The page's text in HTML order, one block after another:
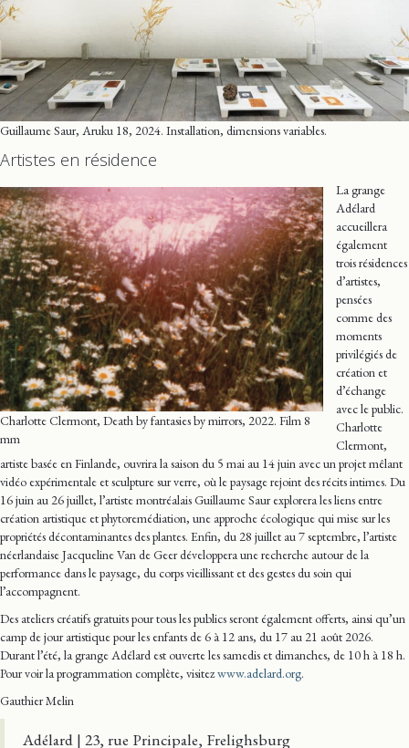
Guillaume Saur, Aruku 18, 2024. Installation, dimensions variables.
Artistes en résidence
Charlotte Clermont, Death by fantasies by mirrors, 2022. Film 8
mm
La grange
Adélard
accueillera
également
trois résidences
d’artistes,
pensées
comme des
moments
privilégiés de
création et
d’échange
avec le public.
Charlotte
Clermont,
artiste basée en Finlande, ouvrira la saison du 5 mai au 14 juin avec un projet mêlant
vidéo expérimentale et sculpture sur verre, où le paysage rejoint des récits intimes. Du
16 juin au 26 juillet, l’artiste montréalais Guillaume Saur explorera les liens entre
création artistique et phytoremédiation, une approche écologique qui mise sur les
propriétés décontaminantes des plantes. Enfin, du 28 juillet au 7 septembre, l’artiste
néerlandaise Jacqueline Van de Geer développera une recherche autour de la
performance dans le paysage, du corps vieillissant et des gestes du soin qui
l’accompagnent.
Des ateliers créatifs gratuits pour tous les publics seront également offerts, ainsi qu’un
camp de jour artistique pour les enfants de 6 à 12 ans, du 17 au 21 août 2026.
Durant l’été, la grange Adélard est ouverte les samedis et dimanches, de 10 h à 18 h.
Pour voir la programmation complète, visitezwww.adelard.org.
Gauthier Melin
Adélard | 23, rue Principale, Frelighsburg